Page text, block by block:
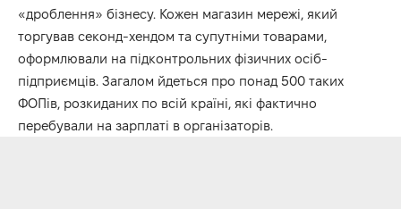
«дроблення» бізнесу. Кожен магазин мережі, який
торгував секонд-хендом та супутніми товарами,
оформлювали на підконтрольних фізичних осіб-
підприємців. Загалом йдеться про понад 500 таких
ФОПів, розкиданих по всій країні, які фактично
перебували на зарплаті в організаторів.